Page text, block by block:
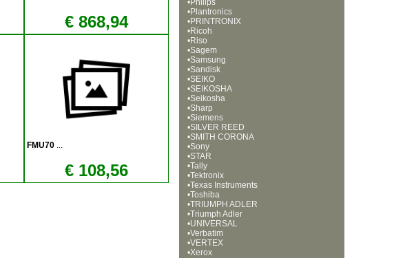
€ 868,94
FMU70 ...
€ 108,56
•Philips
•Plantronics
•PRINTRONIX
•Ricoh
•Riso
•Sagem
•Samsung
•Sandisk
•SEIKO
•SEIKOSHA
•Seikosha
•Sharp
•Siemens
•SILVER REED
•SMITH CORONA
•Sony
•STAR
•Tally
•Tektronix
•Texas Instruments
•Toshiba
•TRIUMPH ADLER
•Triumph Adler
•UNIVERSAL
•Verbatim
•VERTEX
•Xerox